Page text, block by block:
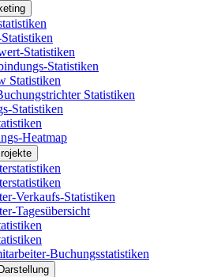
Statistiken
Statistiken
Statistiken
Statistiken
Statistiken
Heatmap
Verkaufs-Statistiken
Tagesübersicht
Buchungsstatistiken